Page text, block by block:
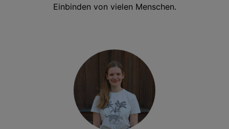
Einbinden von vielen Menschen.